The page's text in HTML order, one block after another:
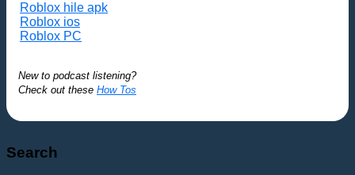
Roblox hile apk​
Roblox ios
Roblox PC
New to podcast listening?
Check out these How Tos
Search